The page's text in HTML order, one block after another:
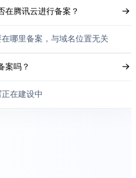
在腾讯云进行备案？
哪里备案，与域名位置无关
案吗？
在建设中